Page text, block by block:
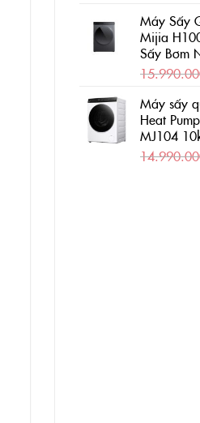
Máy Sấy
Mijia
Sấy Bơm
Máy sấy
Heat
MJ104